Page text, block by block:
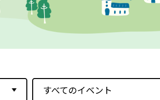
すべてのイベント